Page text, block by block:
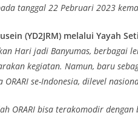
tanggal 22 Pebruari 2023
(YD2JRM) melalui Yayah
Hari jadi Banyumas, berbagai
kegiatan. Namun, baru
ORARI se-Indonesia, dilevel
ORARI bisa terakomodir